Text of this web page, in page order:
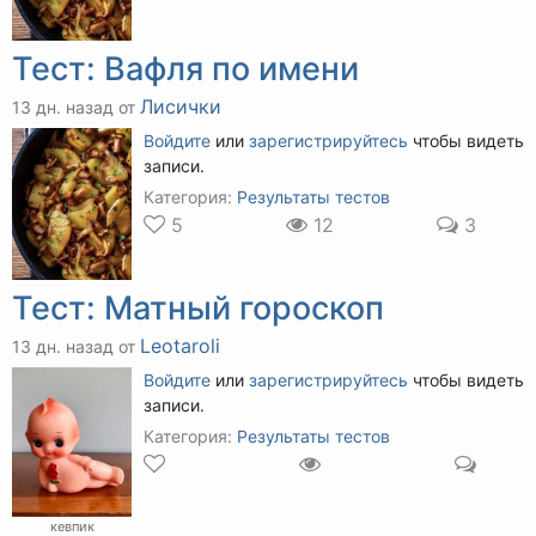
Тест: Вафля по имени
13 дн. назад от Лисички
Войдите или зарегистрируйтесь чтобы видеть
записи.
Категория: Результаты тестов
5 12 3
Тест: Матный гороскоп
13 дн. назад от Leotaroli
кевпик
Войдите или зарегистрируйтесь чтобы видеть
записи.
Категория: Результаты тестов